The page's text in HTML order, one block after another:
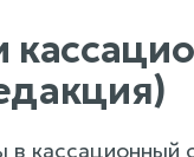
в